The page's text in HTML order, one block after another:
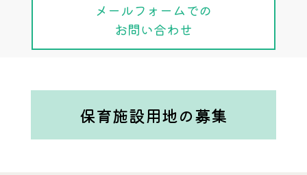
メールフォームでの
お問い合わせ
保育施設用地の募集